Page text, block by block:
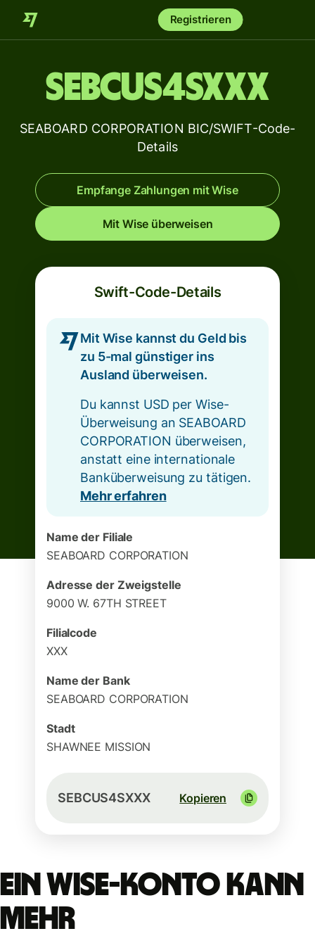
Registrieren
SEBCUS4SXXX
SEABOARD CORPORATION BIC/SWIFT-Code-
Details
Empfange Zahlungen mit Wise
Mit Wise überweisen
Swift-Code-Details
Mit Wise kannst du Geld bis
zu 5-mal günstiger ins
Ausland überweisen.
Du kannst USD per Wise-
Überweisung an SEABOARD
CORPORATION überweisen,
anstatt eine internationale
Banküberweisung zu tätigen.
Mehr erfahren
Name der Filiale
SEABOARD CORPORATION
Adresse der Zweigstelle
9000 W. 67TH STREET
Filialcode
XXX
Name der Bank
SEABOARD CORPORATION
Stadt
SHAWNEE MISSION
SEBCUS4SXXX Kopieren
Ein Wise-Konto kann
mehr